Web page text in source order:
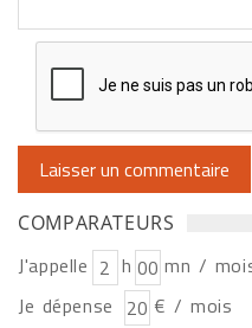
COMPARATEURS
J'appelle h
mn /
Je dépense
€ / mois